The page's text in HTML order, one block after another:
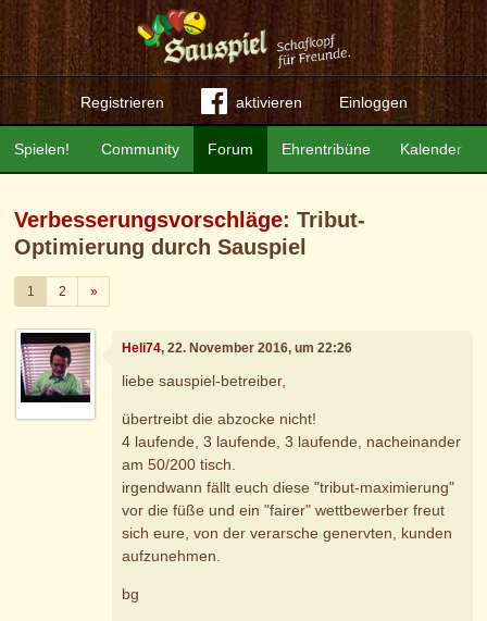
Registrieren aktivieren Einloggen
Community Forum Ehrentribüne Kalender
Spielen!
Verbesserungsvorschläge: Tribut-
Optimierung durch Sauspiel
1 2 »Weiter
Heli74, 22. November 2016, um 22:26
liebe sauspiel-betreiber,
übertreibt die abzocke nicht!
4 laufende, 3 laufende, 3 laufende, nacheinander
am 50/200 tisch.
irgendwann fällt euch diese "tribut-maximierung"
vor die füße und ein "fairer" wettbewerber freut
sich eure, von der verarsche genervten, kunden
aufzunehmen.
bg